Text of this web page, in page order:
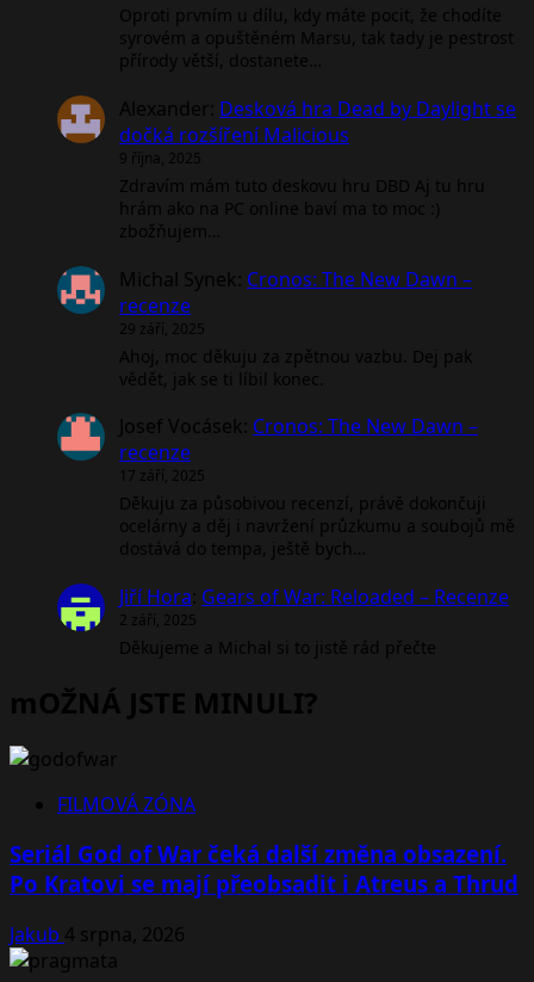
Oproti prvním u dílu, kdy máte pocit, že chodíte
syrovém a opuštěném Marsu, tak tady je pestrost
přírody větší, dostanete…
Alexander: Desková hra Dead by Daylight se
dočká rozšíření Malicious
9 října, 2025
Zdravím mám tuto deskovu hru DBD Aj tu hru
hrám ako na PC online baví ma to moc :)
zbožňujem…
Michal Synek: Cronos: The New Dawn –
recenze
29 září, 2025
Ahoj, moc děkuju za zpětnou vazbu. Dej pak
vědět, jak se ti líbil konec.
Josef Vocásek: Cronos: The New Dawn –
recenze
17 září, 2025
Děkuju za působivou recenzí, právě dokončuji
ocelárny a děj i navržení průzkumu a soubojů mě
dostává do tempa, ještě bych…
Jiří Hora: Gears of War: Reloaded – Recenze
2 září, 2025
Děkujeme a Michal si to jistě rád přečte
mOŽNÁ JSTE MINULI?
FILMOVÁ ZÓNA
Seriál God of War čeká další změna obsazení.
Po Kratovi se mají přeobsadit i Atreus a Thrud
Jakub 4 srpna, 2026